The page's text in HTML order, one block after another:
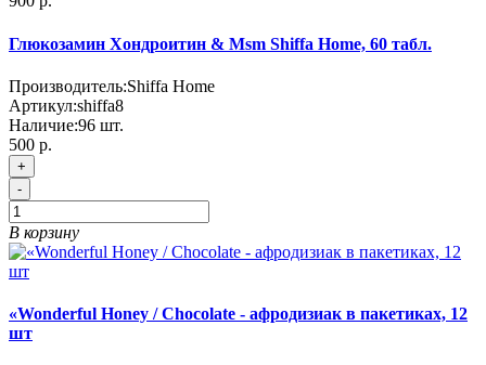
Глюкозамин Хондроитин & Msm Shiffa Home, 60 табл.
Производитель:Shiffa Home
Артикул:shiffa8
Наличие:96 шт.
500 р.
+
-
В корзину
«Wonderful Honey / Chocolate - афродизиак в пакетиках, 12
шт